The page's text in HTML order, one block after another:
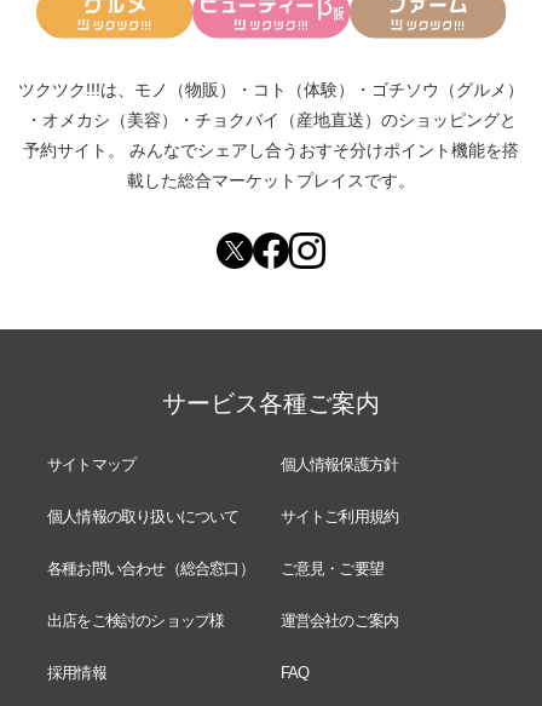
ツクツク!!!は、 モノ（物販） ・ コト（体験） ・ ゴチソウ（グルメ）
・ オメカシ（美容） ・ チョクバイ（産地直送） のショッピングと
予約サイト。
みんなでシェアし合う おすそ分けポイント機能を搭
載した総合マーケットプレイスです。
サービス各種ご案内
サイトマップ 個人情報保護方針
個人情報の取り扱いについて サイトご利用規約
各種お問い合わせ（総合窓口） ご意見・ご要望
出店をご検討のショップ様 運営会社のご案内
採用情報 FAQ